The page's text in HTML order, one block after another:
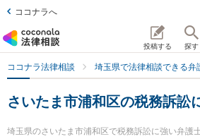
ココナラへ
投稿する 探す
ココナラ法律相談 埼玉県で法律相談できる弁
さいたま市浦和区の税務訴訟
埼玉県のさいたま市浦和区で税務訴訟に強い弁護